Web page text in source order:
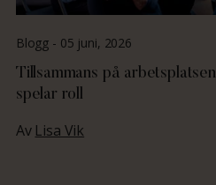
Blogg - 05 juni, 2026
Tillsammans på
spelar roll
Av Lisa Vik